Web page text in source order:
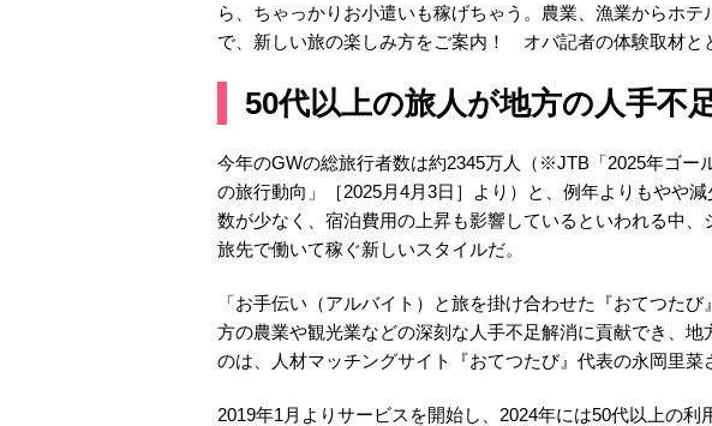
ら、ちゃっかりお小遣いも稼げちゃう。農業、漁業からホ
で、新しい旅の楽しみ方をご案内！ オバ記者の体験取材と
50代以上の旅人が地方の人手不
今年のGWの総旅行者数は約2345万人（※JTB「2025年ゴー
の旅行動向」［2025月4月3日］より）と、例年よりもやや
数が少なく、宿泊費用の上昇も影響しているといわれる中、
旅先で働いて稼ぐ新しいスタイルだ。
「お手伝い（アルバイト）と旅を掛け合わせた『おてつた
方の農業や観光業などの深刻な人手不足解消に貢献でき、
のは、人材マッチングサイト『おてつたび』代表の永岡里菜
2019年1月よりサービスを開始し、2024年には50代以上の利